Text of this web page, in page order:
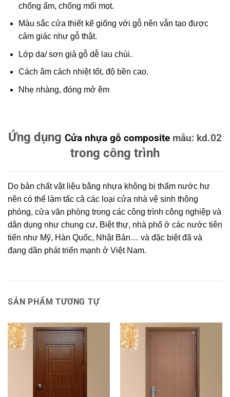
chống ẩm, chống mối mọt.
Màu sắc cửa thiết kế giống với gỗ nên vẫn tạo được
cảm giác như gỗ thật.
Lớp da/ sơn giả gỗ dễ lau chùi.
Cách âm cách nhiệt tốt, độ bền cao.
Nhẹ nhàng, đóng mở êm
Ứng dụng Cửa nhựa gỗ composite mẫu: kd.02
trong công trình
Do bản chất vật liệu bằng nhựa không bị thấm nước hư
nên có thể làm tấc cả các loại cửa nhà vệ sinh thông
phòng, cửa văn phòng trong các công trình công nghiệp và
dân dụng như chung cư, Biệt thự, nhà phố ở các nước tiên
tiến như Mỹ, Hàn Quốc, Nhật Bản… và đặc biệt đã và
đang dần phát triển mạnh ở Việt Nam.
SẢN PHẨM TƯƠNG TỰ